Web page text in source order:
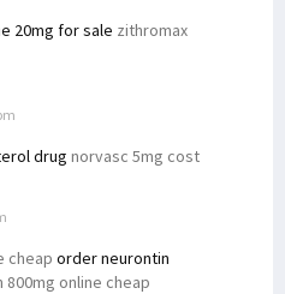
20mg for sale zithromax
drug norvasc 5mg cost
cheap order neurontin
800mg online cheap